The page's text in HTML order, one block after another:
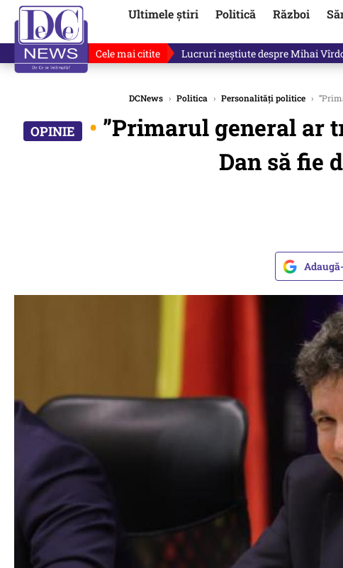
Ultimele știri Politică Război
Cele mai citite Lucruri neștiute despre Mihai
DCNews › Politica › Personalități politice ›
• ”Primarul general ar
Dan să fie